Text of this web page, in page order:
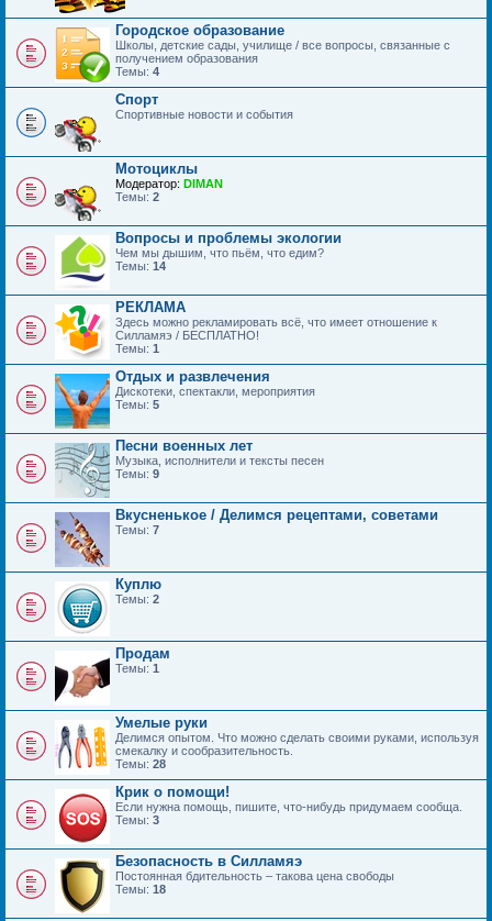
Городское образование
Школы, детские сады, училище / все вопросы, связанные с
получением образования
Темы: 4
Спорт
Спортивные новости и события
Мотоциклы
Модератор: DIMAN
Темы: 2
Вопросы и проблемы экологии
Чем мы дышим, что пьём, что едим?
Темы: 14
РЕКЛАМА
Здесь можно рекламировать всё, что имеет отношение к
Силламяэ / БЕСПЛАТНО!
Темы: 1
Отдых и развлечения
Дискотеки, спектакли, мероприятия
Темы: 5
Песни военных лет
Музыка, исполнители и тексты песен
Темы: 9
Вкусненькое / Делимся рецептами, советами
Темы: 7
Куплю
Темы: 2
Продам
Темы: 1
Умелые руки
Делимся опытом. Что можно сделать своими руками, используя
смекалку и сообразительность.
Темы: 28
Крик о помощи!
Если нужна помощь, пишите, что-нибудь придумаем сообща.
Темы: 3
Безопасность в Силламяэ
Постоянная бдительность – такова цена свободы
Темы: 18